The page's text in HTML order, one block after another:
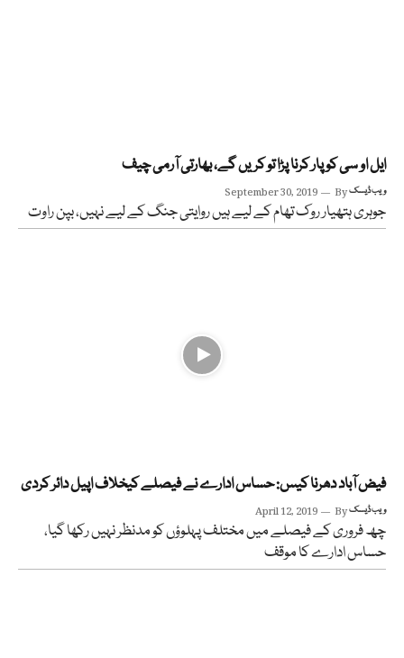
ایل او سی کو پار کرنا پڑا تو کریں گے، بھارتی آرمی چیف
September 30, 2019 Byویب ڈیسک
جوہری ہتھیار روک تھام کے لیے ہیں روایتی جنگ کے لیے نہیں، بپن راوت
فیض آباد دھرنا کیس: حساس ادارے نے فیصلے کیخلاف اپیل دائر کردی
April 12, 2019 Byویب ڈیسک
چھ فروری کے فیصلے میں مختلف پہلوؤں کو مدنظر نہیں رکھا گیا،
حساس ادارے کا موقف